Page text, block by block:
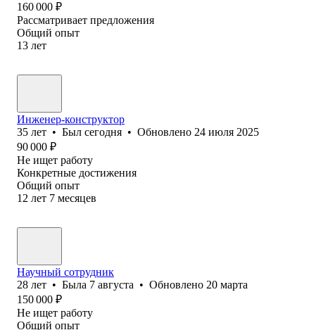
160 000 ₽
Рассматривает предложения
Общий опыт
13 лет
Инженер-конструктор
35 лет • Был сегодня • Обновлено 24 июля 2025
90 000 ₽
Не ищет работу
Конкретные достижения
Общий опыт
12 лет 7 месяцев
Научный сотрудник
28 лет • Была 7 августа • Обновлено 20 марта
150 000 ₽
Не ищет работу
Общий опыт